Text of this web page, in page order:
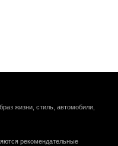
жизни, стиль, автомобили,
рекомендательные